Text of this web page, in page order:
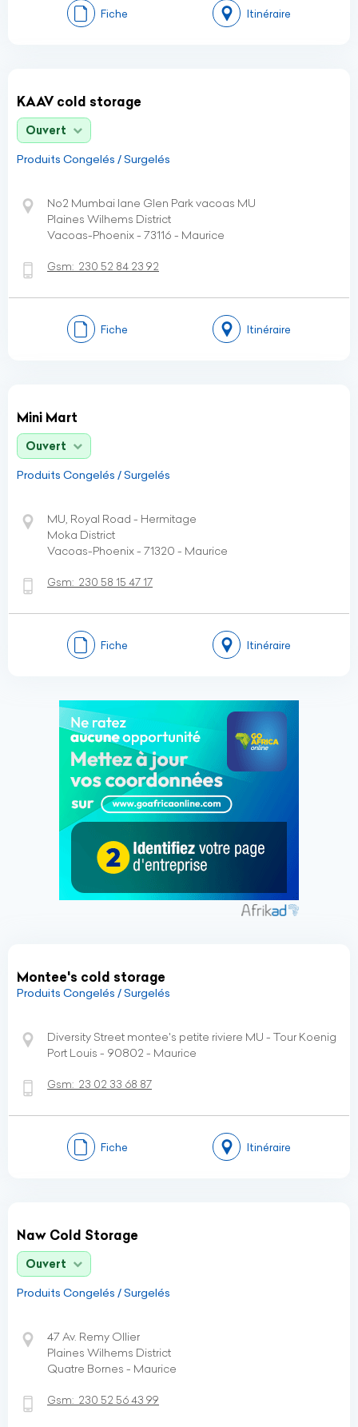
Fiche Itinéraire
KAAV cold storage
Ouvert
Produits Congelés / Surgelés
No2 Mumbai lane Glen Park vacoas MU
Plaines Wilhems District
Vacoas-Phoenix - 73116 - Maurice
Gsm: 230 52 84 23 92
Fiche Itinéraire
Mini Mart
Ouvert
Produits Congelés / Surgelés
MU, Royal Road - Hermitage
Moka District
Vacoas-Phoenix - 71320 - Maurice
Gsm: 230 58 15 47 17
Fiche Itinéraire
Montee's cold storage
Produits Congelés / Surgelés
Diversity Street montee's petite riviere MU - Tour Koenig
Port Louis - 90802 - Maurice
Gsm: 23 02 33 68 87
Fiche Itinéraire
Naw Cold Storage
Ouvert
Produits Congelés / Surgelés
47 Av. Remy Ollier
Plaines Wilhems District
Quatre Bornes - Maurice
Gsm: 230 52 56 43 99